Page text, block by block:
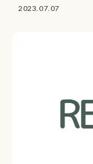
2023.07.07